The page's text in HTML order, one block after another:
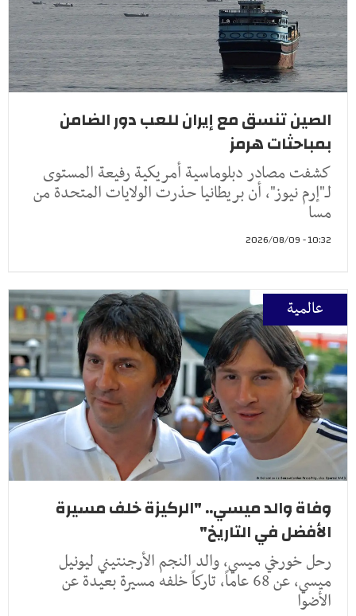
الصين تنسق مع إيران للعب دور الضامن
بمباحثات هرمز
كشفت مصادر دبلوماسية أمريكية رفيعة المستوى
لـ"إرم نيوز"، أن بريطانيا حذرت الولايات المتحدة من
مسا
10:32 - 2026/08/09
عالمية
وفاة والد ميسي.. "الركيزة خلف مسيرة
الأفضل في التاريخ"
رحل خورخي ميسي، والد النجم الأرجنتيني ليونيل
ميسي، عن 68 عاماً، تاركاً خلفه مسيرة بعيدة عن
الأضوا